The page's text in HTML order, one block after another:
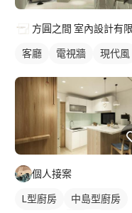
客廳 電視牆 現代風
個人接案
L型廚房
中島型廚房